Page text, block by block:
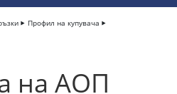
Профил на купувача
на АОП